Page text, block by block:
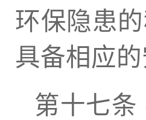
环保隐患
具备相应
第十七条